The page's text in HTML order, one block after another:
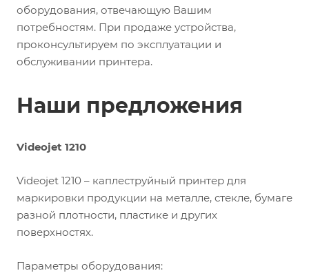
оборудования, отвечающую Вашим
потребностям. При продаже устройства,
проконсультируем по эксплуатации и
обслуживании принтера.
Наши предложения
Videojet 1210
Videojet 1210 – каплеструйный принтер для
маркировки продукции на металле, стекле, бумаге
разной плотности, пластике и других
поверхностях.
Параметры оборудования: